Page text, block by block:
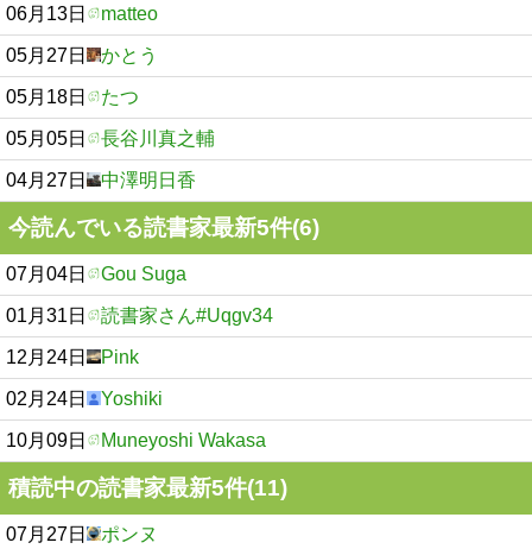
06月13日 matteo
05月27日 かとう
05月18日 たつ
05月05日 長谷川真之輔
04月27日 中澤明日香
今読んでいる読書家最新5件(6)
07月04日 Gou Suga
01月31日 読書家さん#Uqgv34
12月24日 Pink
02月24日 Yoshiki
10月09日 Muneyoshi Wakasa
積読中の読書家最新5件(11)
07月27日 ポンヌ